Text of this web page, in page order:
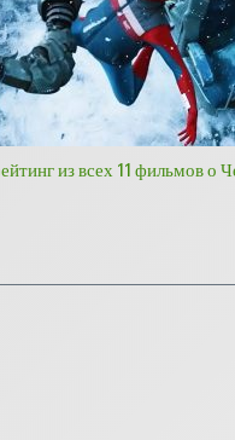
из всех 11 фильмов о